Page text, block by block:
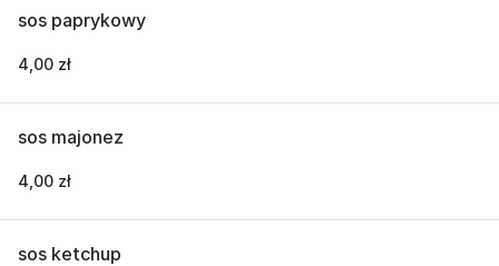
sos paprykowy
4,00 zł
sos majonez
4,00 zł
sos ketchup